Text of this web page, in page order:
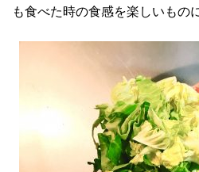
も食べた時の食感を楽しいもの